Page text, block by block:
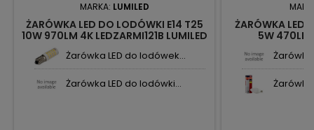
MARKA: LUMILED
ŻARÓWKA LED DO LODÓWKI E14 T25
10W 970LM 4K LEDZARMI121B LUMILED
Żarówka LED do lodówek...
Żarówka LED do lodówki...
ŻARÓWKA LED
5W 470LM
Żarówka
Żarówka